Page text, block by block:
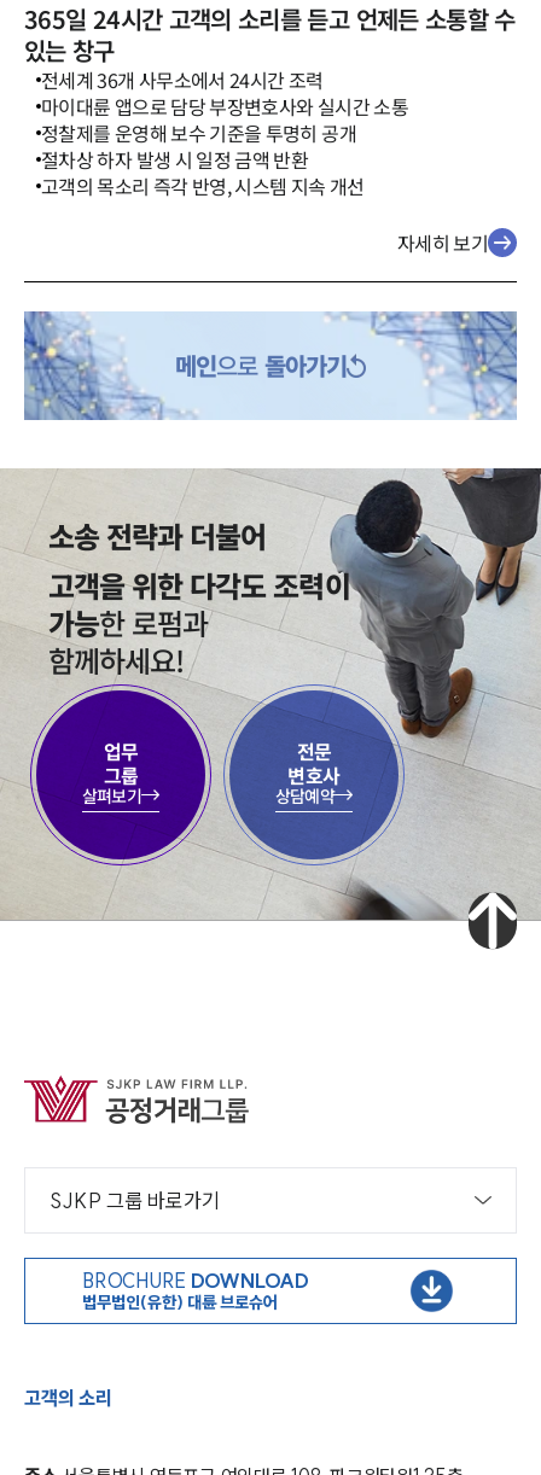
365일 24시간 고객의 소리를 듣고 언제든 소통할 수
있는 창구
전세계 36개 사무소에서 24시간 조력
마이대륜 앱으로 담당 부장변호사와 실시간 소통
정찰제를 운영해 보수 기준을 투명히 공개
절차상 하자 발생 시 일정 금액 반환
고객의 목소리 즉각 반영, 시스템 지속 개선
자세히 보기
메인으로돌아가기
소송 전략과 더불어
고객을 위한 다각도 조력이
가능한 로펌과
함께하세요!
업무
그룹
살펴보기
전문
변호사
상담예약
SJKP 그룹 바로가기
BROCHURE DOWNLOAD
법무법인(유한) 대륜 브로슈어
고객의 소리